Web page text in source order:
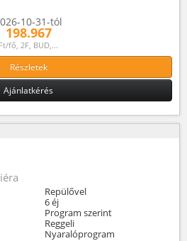
10-31-tól
198.967
Ft/fő, 2F, BUD,...
Részletek
Ajánlatkérés
Repülővel
6 éj
Program szerint
Reggeli
Nyaralóprogram